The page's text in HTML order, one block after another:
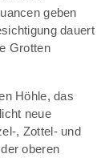
geben
dauert
Grotten
Höhle, das
neue
, Zottel- und
oberen